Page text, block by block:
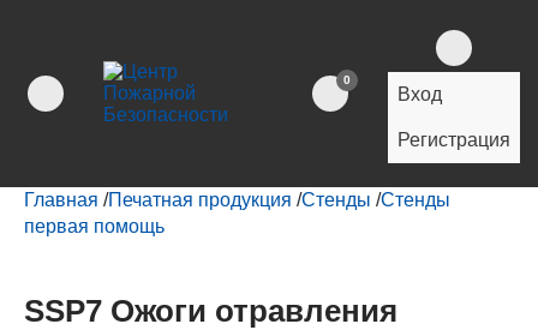
0
Вход
Регистрация
Главная /Печатная продукция /Стенды /Стенды
первая помощь
SSP7 Ожоги отравления